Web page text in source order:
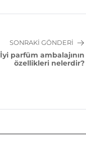
SONRAKI GÖNDERI
İyi parfüm ambalajının
özellikleri nelerdir?